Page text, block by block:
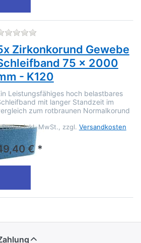
Zu diesem Produkt liegen
Zirkonkorund Gewebe
75 x 2000
- K120
Leistungsfähiges hoch belastbares
mit langer Standzeit im
zum rotbraunen Normalkorund
Preise inkl. MwSt., zzgl. Versandkosten
€ *